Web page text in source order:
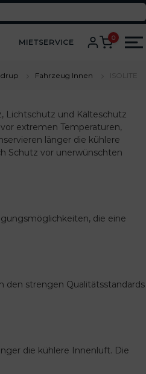
MIETSERVICE 0
Fahrzeug Innen ISOLITE
Lichtschutz und Kälteschutz
extremen Temperaturen,
länger die kühlere
Schutz vor unerwünschten
die eine
den strengen Qualitätsstandards
die kühlere Innenluft. Die